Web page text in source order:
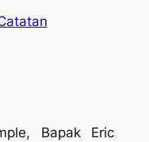
Bapak Eric